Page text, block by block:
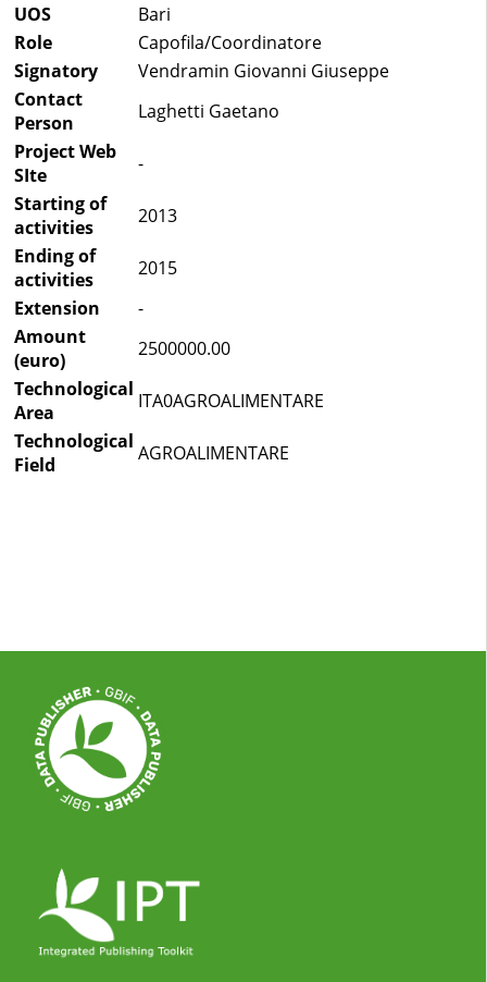
UOS
Bari
Role
Capofila/Coordinatore
Signatory
Vendramin Giovanni Giuseppe
Contact
Person
Laghetti Gaetano
Project Web
SIte
-
Starting of
activities
2013
Ending of
activities
2015
Extension
-
Amount
(euro)
2500000.00
Technological
Area
ITA0AGROALIMENTARE
Technological
Field
AGROALIMENTARE